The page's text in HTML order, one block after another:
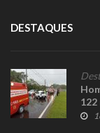
DESTAQUES
122